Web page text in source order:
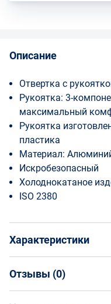
Описание
Отвертка с
Рукоятка: 3-
максимальный
Рукоятка
пластика
Материал:
Искробезопасный
Холоднокатаное
ISO 2380
Характеристики
Общая информация
Отзывы (0)